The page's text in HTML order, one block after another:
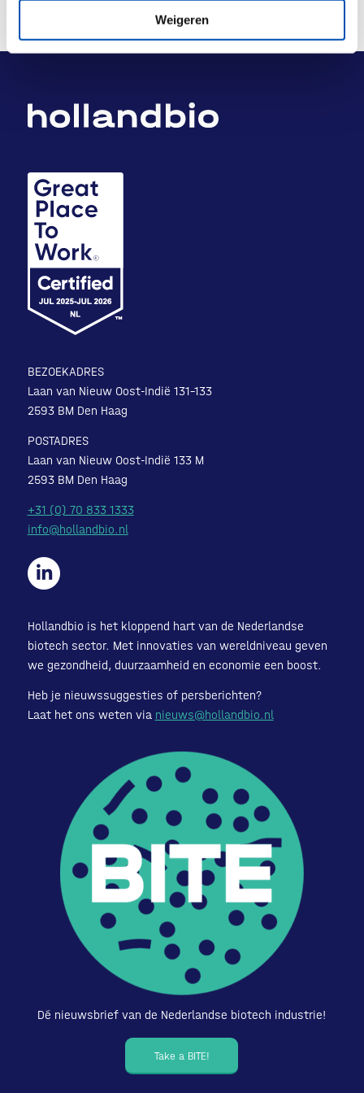
Weigeren
BEZOEKADRES
Laan van Nieuw Oost-Indië 131-133
2593 BM Den Haag
POSTADRES
Laan van Nieuw Oost-Indië 133 M
2593 BM Den Haag
+31 (0) 70 833 1333
info@hollandbio.nl
Hollandbio is het kloppend hart van de Nederlandse
biotech sector. Met innovaties van wereldniveau geven
we gezondheid, duurzaamheid en economie een boost.
Heb je nieuwssuggesties of persberichten?
Laat het ons weten via nieuws@hollandbio.nl
Dé nieuwsbrief van de Nederlandse biotech industrie!
Take a BITE!